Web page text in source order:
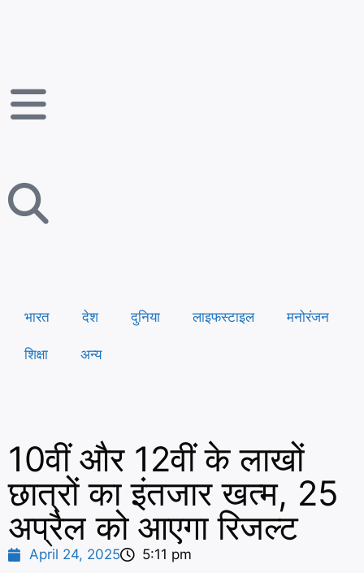
भारत देश दुनिया लाइफस्टाइल मनोरंजन
शिक्षा अन्य
10वीं और 12वीं के लाखों
छात्रों का इंतजार खत्म, 25
अप्रैल को आएगा रिजल्ट
April 24, 2025 5:11 pm